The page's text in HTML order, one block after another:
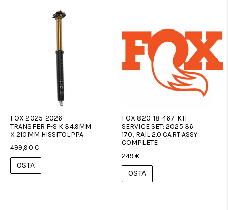
FOX 2025-2026
TRANSFER F-S K 34.9MM
X 210MM HISSITOLPPA
499,90 €
OSTA
FOX 820-18-467-KIT
SERVICE SET: 2025 36
170, RAIL 2.0 CART ASSY
COMPLETE
249 €
OSTA